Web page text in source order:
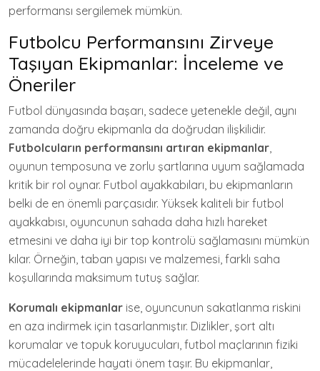
performansı sergilemek mümkün.
Futbolcu Performansını Zirveye
Taşıyan Ekipmanlar: İnceleme ve
Öneriler
Futbol dünyasında başarı, sadece yetenekle değil, aynı
zamanda doğru ekipmanla da doğrudan ilişkilidir.
Futbolcuların performansını artıran ekipmanlar,
oyunun temposuna ve zorlu şartlarına uyum sağlamada
kritik bir rol oynar. Futbol ayakkabıları, bu ekipmanların
belki de en önemli parçasıdır. Yüksek kaliteli bir futbol
ayakkabısı, oyuncunun sahada daha hızlı hareket
etmesini ve daha iyi bir top kontrolü sağlamasını mümkün
kılar. Örneğin, taban yapısı ve malzemesi, farklı saha
koşullarında maksimum tutuş sağlar.
Korumalı ekipmanlar ise, oyuncunun sakatlanma riskini
en aza indirmek için tasarlanmıştır. Dizlikler, şort altı
korumalar ve topuk koruyucuları, futbol maçlarının fiziki
mücadelelerinde hayati önem taşır. Bu ekipmanlar,